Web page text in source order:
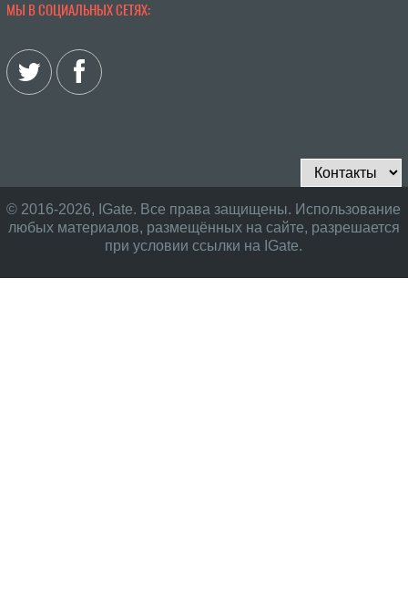
МЫ В СОЦИАЛЬНЫХ СЕТЯХ:
© 2016-2026, IGate. Все права защищены. Использование
любых материалов, размещённых на сайте, разрешается
при условии ссылки на IGate.